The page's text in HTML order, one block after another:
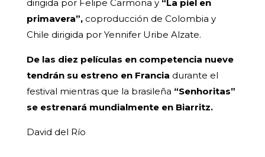
dirigida por Felipe Carmona y “La piel en
primavera”,coproducción de Colombia y
Chile dirigida por Yennifer Uribe Alzate.
De las diez películas en competencia nueve
tendrán su estreno en Francia durante el
festival mientras que la brasileña “Senhoritas”
se estrenará mundialmente en Biarritz.
David del Río